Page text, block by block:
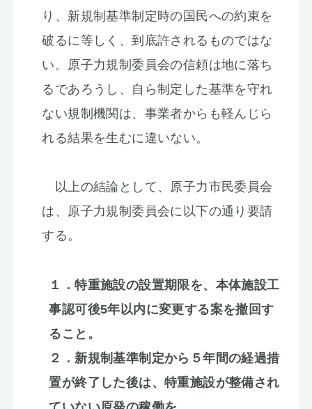
り、新規制基準制定時の国民への約束を
破るに等しく、到底許されるものではな
い。原子力規制委員会の信頼は地に落ち
るであろうし、自ら制定した基準を守れ
ない規制機関は、事業者からも軽んじら
れる結果を生むに違いない。
以上の結論として、原子力市民委員会
は、原子力規制委員会に以下の通り要請
する。
１．特重施設の設置期限を、本体施設工
事認可後5年以内に変更する案を撤回す
ること。
２．新規制基準制定から５年間の経過措
置が終了した後は、特重施設が整備され